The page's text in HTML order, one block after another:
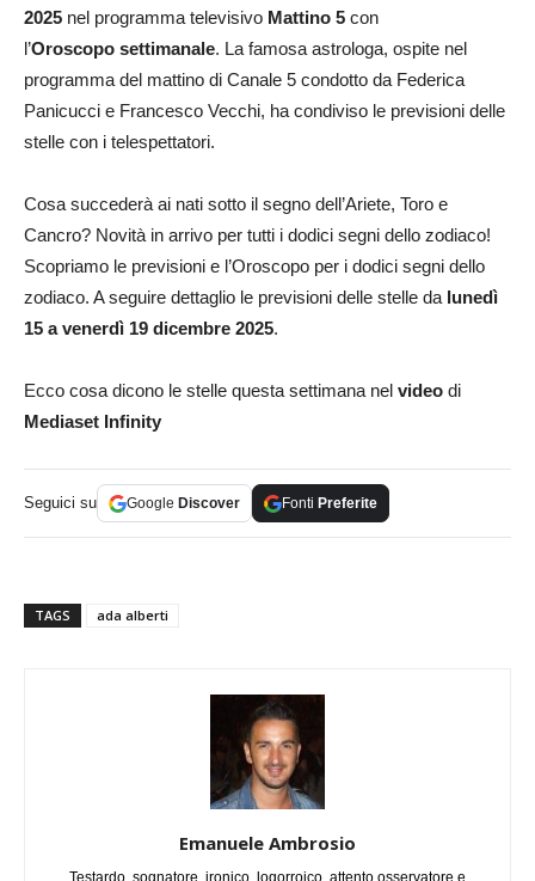
2025 nel programma televisivo Mattino 5 con
l’Oroscopo settimanale. La famosa astrologa, ospite nel
programma del mattino di Canale 5 condotto da Federica
Panicucci e Francesco Vecchi, ha condiviso le previsioni delle
stelle con i telespettatori.
Cosa succederà ai nati sotto il segno dell’Ariete, Toro e
Cancro? Novità in arrivo per tutti i dodici segni dello zodiaco!
Scopriamo le previsioni e l’Oroscopo per i dodici segni dello
zodiaco. A seguire dettaglio le previsioni delle stelle da lunedì
15 a venerdì 19 dicembre 2025.
Ecco cosa dicono le stelle questa settimana nel video di
Mediaset Infinity
Seguici su Google Discover Fonti Preferite
TAGS ada alberti
Emanuele Ambrosio